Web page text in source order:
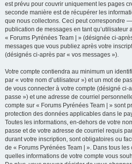
est prévu pour couvrir uniquement les pages
seconde manière est de récupérer les
que nous collectons. Ceci peut correspondre
publication de messages en tant qu’utilisateur
« Forums Pyrénées Team | » (désignée ci-
messages que vous publiez après votre
(désignés ci-après par « vos messages »).
Votre compte contiendra au minimum un
par « votre nom d’utilisateur ») et un mot de
de vous connecter à votre compte (désigné ci-
passe ») et une adresse de courriel
compte sur « Forums Pyrénées Team | » sont
protection des données applicables dans le
Toutes les informations, en-dehors de votre
passe et de votre adresse de courriel requis
durant votre inscription, sont obligatoires ou
de « Forums Pyrénées Team | ». Dans tous
quelles informations de votre compte vous